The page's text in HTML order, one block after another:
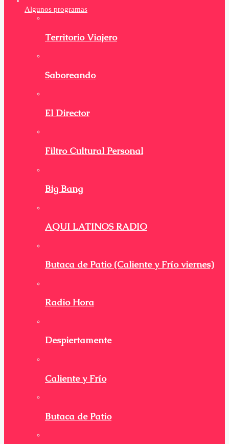
Algunos programas
Territorio Viajero
Saboreando
El Director
Filtro Cultural Personal
Big Bang
AQUI LATINOS RADIO
Butaca de Patio (Caliente y Frío viernes)
Radio Hora
Despiertamente
Caliente y Frío
Butaca de Patio